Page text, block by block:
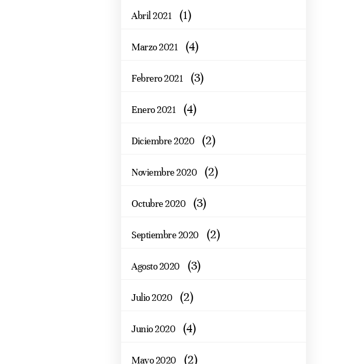
Abril 2021 (1)
Marzo 2021 (4)
Febrero 2021 (3)
Enero 2021 (4)
Diciembre 2020 (2)
Noviembre 2020 (2)
Octubre 2020 (3)
Septiembre 2020 (2)
Agosto 2020 (3)
Julio 2020 (2)
Junio 2020 (4)
Mayo 2020 (2)